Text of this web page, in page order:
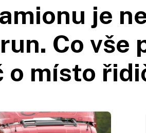
je
Co vše
o místo